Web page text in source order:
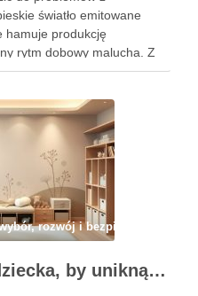
światło emitowane
hamuje produkcję
rytm dobowy malucha. Z
być pomocna w
rozwój i bezpieczeństwo
Jak urządzić pokój dziecka, by uniknąć przebodźcowania i wspierać jego spokój oraz rozwój